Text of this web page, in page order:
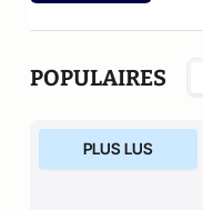
POPULAIRES
PLUS LUS